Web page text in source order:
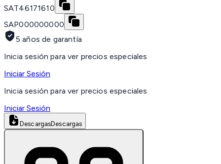
SAT46171610
SAP000000000
5 años de garantía
Inicia sesión para ver precios especiales
Iniciar Sesión
Inicia sesión para ver precios especiales
Iniciar Sesión
DescargasDescargas